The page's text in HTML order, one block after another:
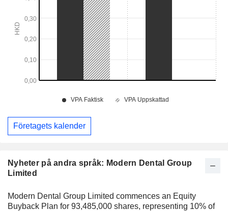
Nyheter på andra språk: Modern Dental Group
Limited
Modern Dental Group Limited commences an Equity
Buyback Plan for 93,485,000 shares, representing 10% of
Företagets kalender